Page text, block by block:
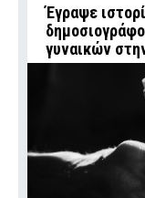
Έγραψε
γυναικών